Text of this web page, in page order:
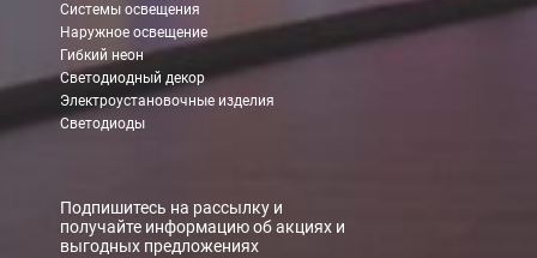
Системы освещения
Наружное освещение
Гибкий неон
Светодиодный декор
Электроустановочные изделия
Светодиоды
Подпишитесь на рассылку и
получайте информацию об акциях и
выгодных предложениях